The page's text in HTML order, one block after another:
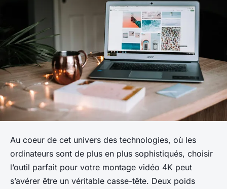
Au coeur de cet univers des technologies, où les
ordinateurs sont de plus en plus sophistiqués, choisir
l’outil parfait pour votre montage vidéo 4K peut
s’avérer être un véritable casse-tête. Deux poids